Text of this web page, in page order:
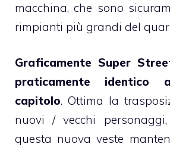
macchina, che sono
rimpianti più grandi del
Graficamente Super
praticamente identico
capitolo. Ottima la
nuovi / vecchi
questa nuova veste